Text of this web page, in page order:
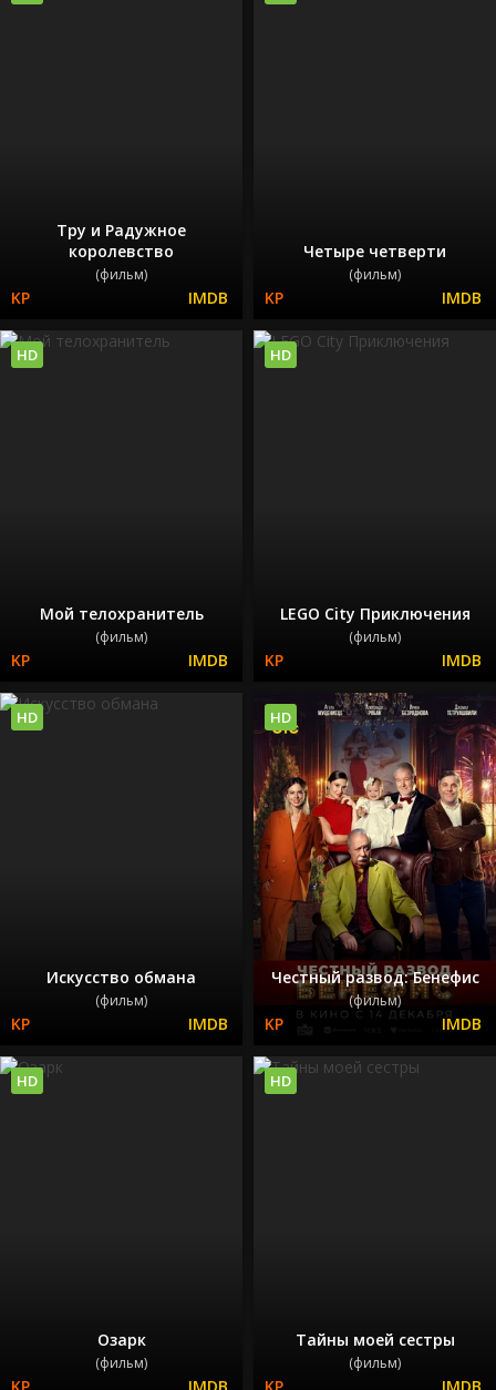
Тру и Радужное
королевство
(фильм)
Четыре четверти
(фильм)
Мой телохранитель
(фильм)
HD
LEGO City Приключения
(фильм)
HD
Искусство обмана
(фильм)
HD
Честный развод: Бенефис
(фильм)
HD
Озарк
(фильм)
HD
Тайны моей сестры
(фильм)
HD